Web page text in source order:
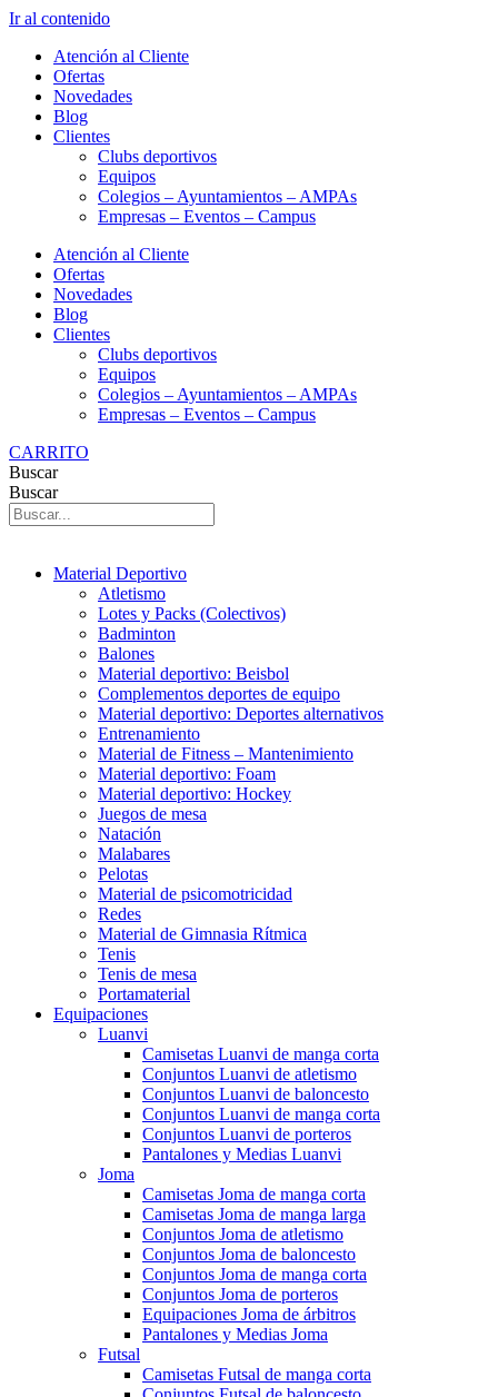
Ir al contenido
Atención al Cliente
Ofertas
Novedades
Blog
Clientes
Clubs deportivos
Equipos
Colegios – Ayuntamientos – AMPAs
Empresas – Eventos – Campus
Atención al Cliente
Ofertas
Novedades
Blog
Clientes
Clubs deportivos
Equipos
Colegios – Ayuntamientos – AMPAs
Empresas – Eventos – Campus
CARRITO
Buscar
Buscar
Material Deportivo
Atletismo
Lotes y Packs (Colectivos)
Badminton
Balones
Material deportivo: Beisbol
Complementos deportes de equipo
Material deportivo: Deportes alternativos
Entrenamiento
Material de Fitness – Mantenimiento
Material deportivo: Foam
Material deportivo: Hockey
Juegos de mesa
Natación
Malabares
Pelotas
Material de psicomotricidad
Redes
Material de Gimnasia Rítmica
Tenis
Tenis de mesa
Portamaterial
Equipaciones
Luanvi
Camisetas Luanvi de manga corta
Conjuntos Luanvi de atletismo
Conjuntos Luanvi de baloncesto
Conjuntos Luanvi de manga corta
Conjuntos Luanvi de porteros
Pantalones y Medias Luanvi
Joma
Camisetas Joma de manga corta
Camisetas Joma de manga larga
Conjuntos Joma de atletismo
Conjuntos Joma de baloncesto
Conjuntos Joma de manga corta
Conjuntos Joma de porteros
Equipaciones Joma de árbitros
Pantalones y Medias Joma
Futsal
Camisetas Futsal de manga corta